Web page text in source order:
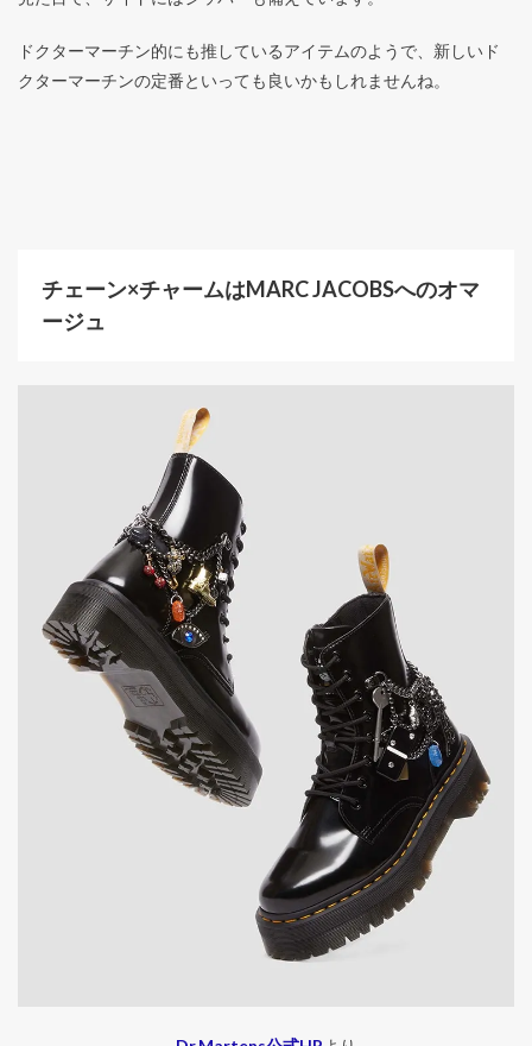
ドクターマーチン的にも推しているアイテムのようで、新しいド
クターマーチンの定番といっても良いかもしれませんね。
チェーン×チャームはMARC JACOBSへのオマ
ージュ